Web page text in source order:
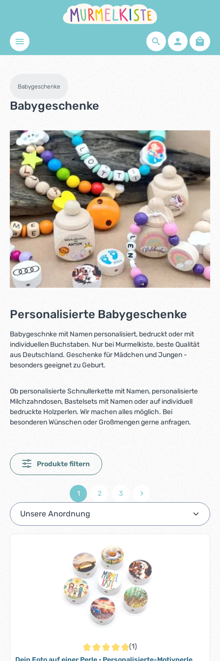
Zum Hauptinhalt springen
Babygeschenke
Babygeschenke
Personalisierte Babygeschenke
Babygeschnke mit Namen personalisiert, bedruckt oder mit
individuellen Buchstaben. Nur bei Murmelkiste, beste Qualität
aus Deutschland. Geschenke für Mädchen und Jungen -
besonders geeignet zu Geburt.
Ob personalisierte Schnullerkette mit Namen, personalisierte
Milchzahndosen, Bastelsets mit Namen oder auf individuell
bedruckte Holzperlen. Wir machen alles möglich. Bei
besonderen Wünschen oder Großmengen gerne anfragen.
Produkte filtern
Seite
1
Seite
2
Seite
3
Durchschnittliche Bewertung von 5 von 5
(1)